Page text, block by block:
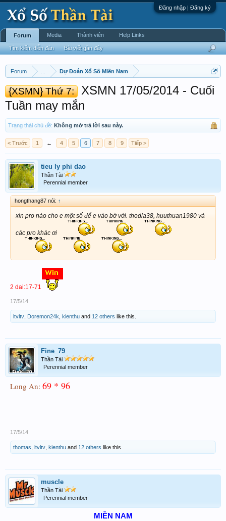
Đăng nhập | Đăng ký
Forum Dự Đoán Xổ Số Miền Nam
{XSMN} Thứ 7:
XSMN 17/05/2014 - Cuối
Tuần may mắn
Trạng thái chủ đề: Không mở trả lời sau này.
< Trước 1 ← 4 5 6 7 8 9 Tiếp >
tieu ly phi dao
Thần Tài
Perennial member
hongthang87 nói: ↑
xin pro nào cho e một số để e vào bờ với. thodia38, huuthuan1980 và
các pro khác ơi
2 dai:17-71
17/5/14
ltvltv Doremon24k kienthu and 12 others like this.
Fine_79
Thần Tài
Perennial member
Long An: 69 * 96
17/5/14
thomas ltvltv kienthu and 12 others like this.
muscle
Thần Tài
Perennial member
MIỀN NAM
Forum
Tìm kiếm diễn đàn Bài viết gần đây
Media Thành viên Help Links